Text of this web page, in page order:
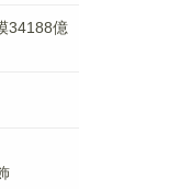
34188億